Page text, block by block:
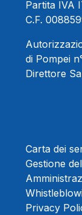
Partita IVA
C.F.
di Pompei
Direttore
Carta dei
Gestione
Privacy